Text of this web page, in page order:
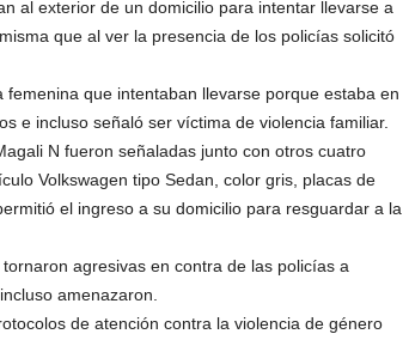
al exterior de un domicilio para intentar llevarse a
que al ver la presencia de los policías solicitó
que intentaban llevarse porque estaba en
e incluso señaló ser víctima de violencia familiar.
N fueron señaladas junto con otros cuatro
Volkswagen tipo Sedan, color gris, placas de
el ingreso a su domicilio para resguardar a la
agresivas en contra de las policías a
amenazaron.
de atención contra la violencia de género